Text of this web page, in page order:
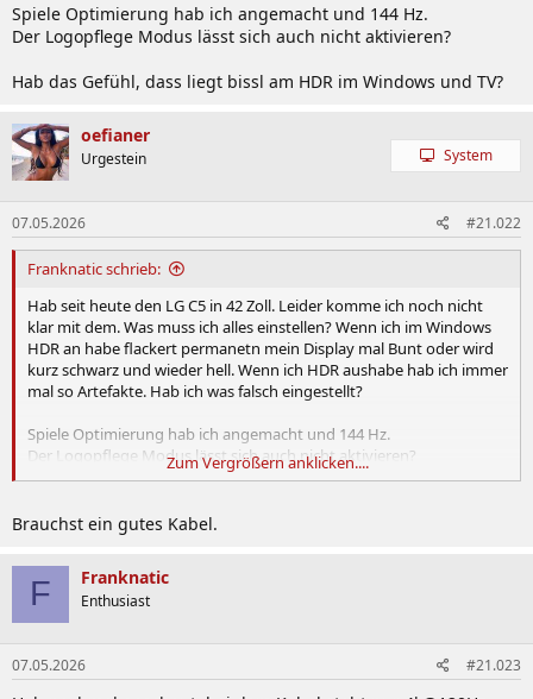
Spiele Optimierung hab ich angemacht und 144 Hz.
Der Logopflege Modus lässt sich auch nicht aktivieren?
Hab das Gefühl, dass liegt bissl am HDR im Windows und TV?
oefianer
Urgestein System
07.05.2026 #21.022
Franknatic schrieb:
Hab seit heute den LG C5 in 42 Zoll. Leider komme ich noch nicht
klar mit dem. Was muss ich alles einstellen? Wenn ich im Windows
HDR an habe flackert permanetn mein Display mal Bunt oder wird
kurz schwarz und wieder hell. Wenn ich HDR aushabe hab ich immer
mal so Artefakte. Hab ich was falsch eingestellt?
Spiele Optimierung hab ich angemacht und 144 Hz.
Der Logopflege Modus lässt sich auch nicht aktivieren?
Zum Vergrößern anklicken....
Brauchst ein gutes Kabel.
F Franknatic
Enthusiast
07.05.2026 #21.023